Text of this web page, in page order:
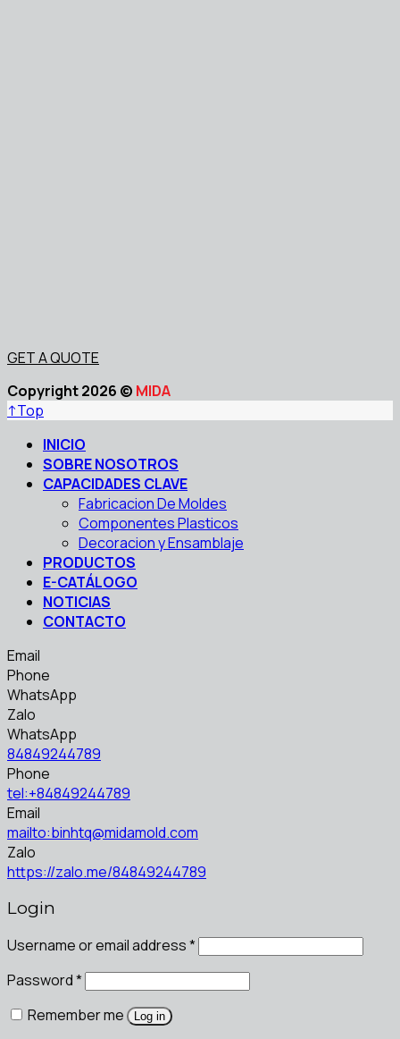
GET A QUOTE
Copyright 2026 © MIDA
↑Top
INICIO
SOBRE NOSOTROS
CAPACIDADES CLAVE
Fabricacion De Moldes
Componentes Plasticos
Decoracion y Ensamblaje
PRODUCTOS
E-CATÁLOGO
NOTICIAS
CONTACTO
Email
Phone
WhatsApp
Zalo
WhatsApp
84849244789
Phone
tel:+84849244789
Email
mailto:binhtq@midamold.com
Zalo
https://zalo.me/84849244789
Login
Username or email address*
Password*
Remember me
Log in